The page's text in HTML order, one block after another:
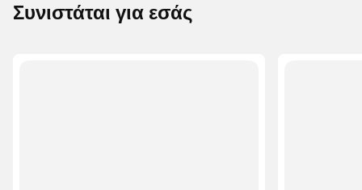
Συνιστάται για εσάς